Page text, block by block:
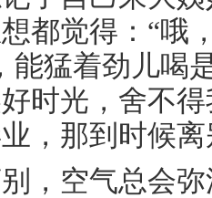
都觉得：“哦
能猛着劲儿喝
时光，舍不
，那到时候
，空气总会